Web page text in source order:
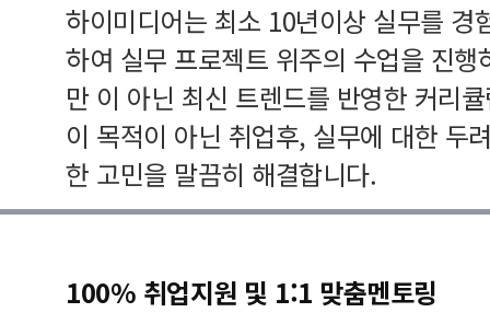
하이미디어는 최소 10년이상 실무를 경
하여 실무 프로젝트 위주의 수업을 진
만 이 아닌 최신 트렌드를 반영한 커리
이 목적이 아닌 취업후, 실무에 대한 두
한 고민을 말끔히 해결합니다.
100% 취업지원 및 1:1 맞춤멘토링